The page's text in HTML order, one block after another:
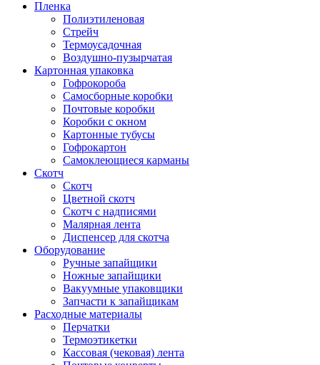
Пленка
Полиэтиленовая
Стрейч
Термоусадочная
Воздушно-пузырчатая
Картонная упаковка
Гофрокороба
Самосборные коробки
Почтовые коробки
Коробки с окном
Картонные тубусы
Гофрокартон
Самоклеющиеся карманы
Скотч
Скотч
Цветной скотч
Скотч с надписями
Малярная лента
Диспенсер для скотча
Оборудование
Ручные запайщики
Ножные запайщики
Вакуумные упаковщики
Запчасти к запайщикам
Расходные материалы
Перчатки
Термоэтикетки
Кассовая (чековая) лента